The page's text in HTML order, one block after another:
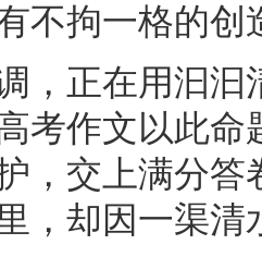
不拘一格的创
正在用汩汩
考作文以此命
，交上满分答
，却因一渠清